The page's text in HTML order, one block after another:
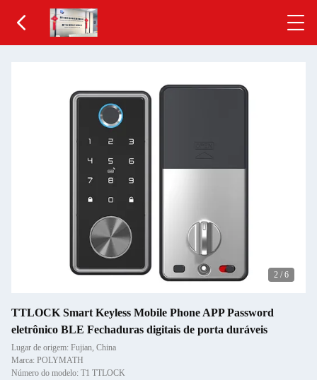
2 / 6
TTLOCK Smart Keyless Mobile Phone APP Password
eletrônico BLE Fechaduras digitais de porta duráveis
Lugar de origem: Fujian, China
Marca: POLYMATH
Número do modelo: T1 TTLOCK